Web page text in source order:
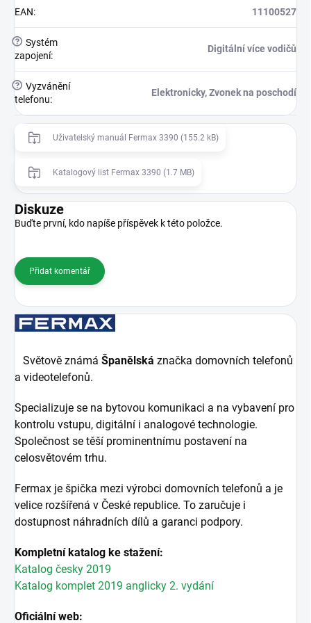
EAN: 11100527
? Systém
zapojení:
Digitální více vodičů
? Vyzvánění
telefonu:
Elektronicky, Zvonek na poschodí
Uživatelský manuál Fermax 3390 (155.2 kB)
Katalogový list Fermax 3390 (1.7 MB)
Diskuze
Buďte první, kdo napíše příspěvek k této položce.
Přidat komentář
Světově známá Španělská značka domovních telefonů
a videotelefonů.
Specializuje se na bytovou komunikaci a na vybavení pro
kontrolu vstupu, digitální i analogové technologie.
Společnost se těší prominentnímu postavení na
celosvětovém trhu.
Fermax je špička mezi výrobci domovních telefonů a je
velice rozšířená v České republice. To zaručuje i
dostupnost náhradních dílů a garanci podpory.
Kompletní katalog ke stažení:
Katalog česky 2019
Katalog komplet 2019 anglicky 2. vydání
Oficiální web: